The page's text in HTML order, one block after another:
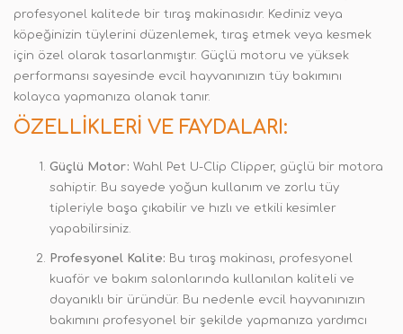
profesyonel kalitede bir tıraş makinasıdır. Kediniz veya
köpeğinizin tüylerini düzenlemek, tıraş etmek veya kesmek
için özel olarak tasarlanmıştır. Güçlü motoru ve yüksek
performansı sayesinde evcil hayvanınızın tüy bakımını
kolayca yapmanıza olanak tanır.
ÖZELLIKLERI VE FAYDALARI:
Güçlü Motor: Wahl Pet U-Clip Clipper, güçlü bir motora
sahiptir. Bu sayede yoğun kullanım ve zorlu tüy
tipleriyle başa çıkabilir ve hızlı ve etkili kesimler
yapabilirsiniz.
Profesyonel Kalite: Bu tıraş makinası, profesyonel
kuaför ve bakım salonlarında kullanılan kaliteli ve
dayanıklı bir üründür. Bu nedenle evcil hayvanınızın
bakımını profesyonel bir şekilde yapmanıza yardımcı